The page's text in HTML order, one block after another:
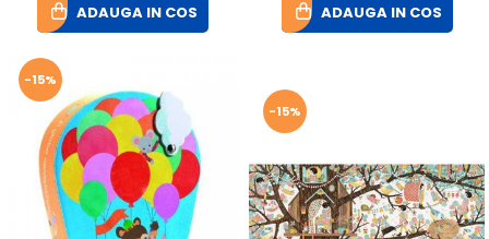
ADAUGA IN COS ADAUGA IN COS
-15%
-15%